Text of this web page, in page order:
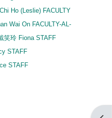
Ho (Leslie) FACULTY
Wai On FACULTY-AL-
笑玲 Fiona STAFF
STAFF
STAFF